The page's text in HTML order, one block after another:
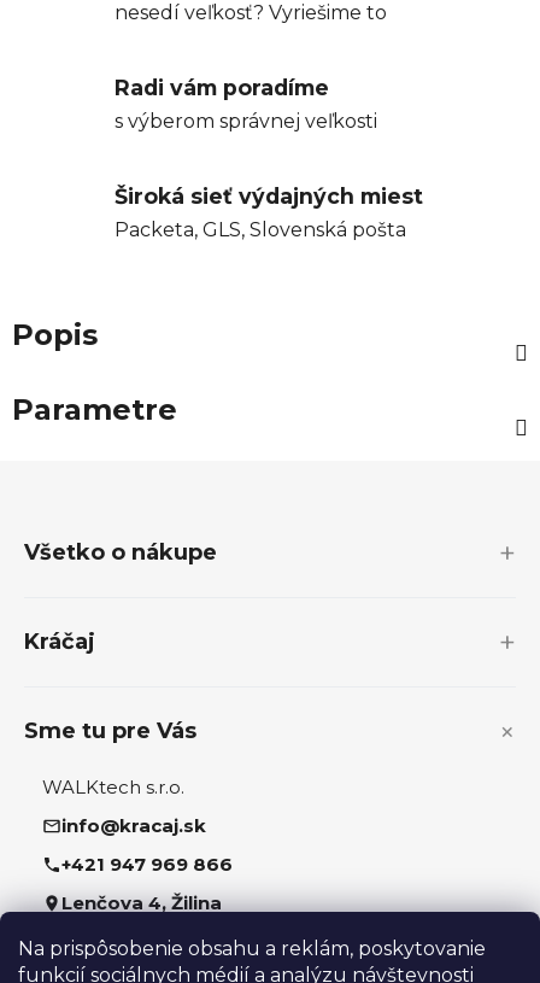
Na prispôsobenie obsahu a reklám, poskytovanie
funkcií sociálnych médií a analýzu návštevnosti
nesedí veľkosť? Vyriešime to
Radi vám poradíme
s výberom správnej veľkosti
Široká sieť výdajných miest
Packeta, GLS, Slovenská pošta
Popis
Parametre
Všetko o nákupe
Kráčaj
Sme tu pre Vás
WALKtech s.r.o.
info@kracaj.sk
+421 947 969 866
Lenčova 4, Žilina
Sledujte nás